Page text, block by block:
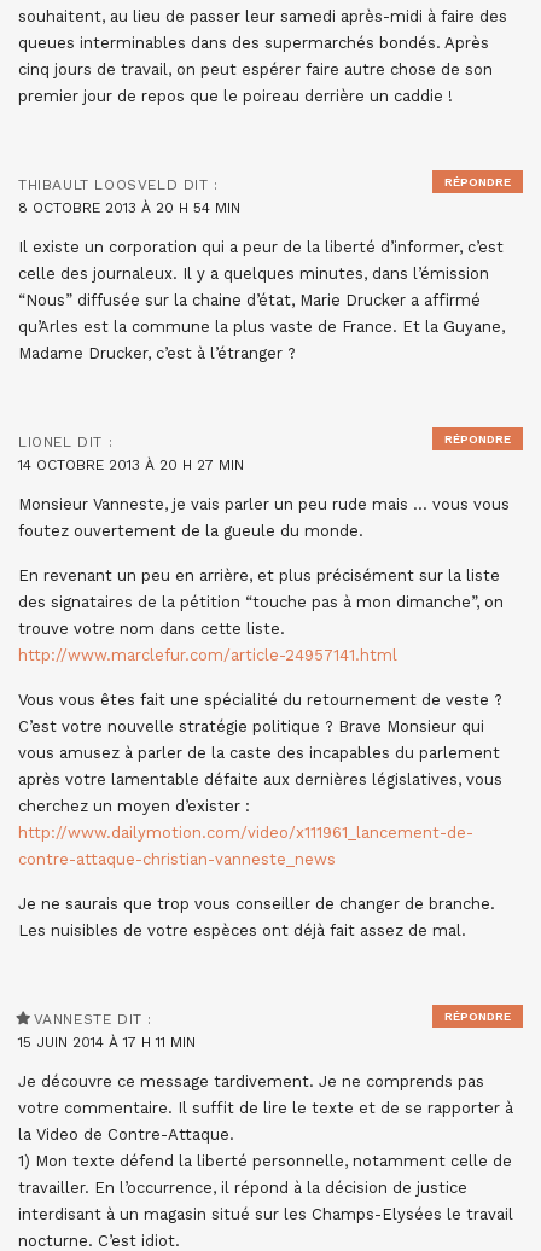
souhaitent, au lieu de passer leur samedi après-midi à faire des
queues interminables dans des supermarchés bondés. Après
cinq jours de travail, on peut espérer faire autre chose de son
premier jour de repos que le poireau derrière un caddie !
THIBAULT LOOSVELD DIT :
8 OCTOBRE 2013 À 20 H 54 MIN
Il existe un corporation qui a peur de la liberté d’informer, c’est
celle des journaleux. Il y a quelques minutes, dans l’émission
“Nous” diffusée sur la chaine d’état, Marie Drucker a affirmé
qu’Arles est la commune la plus vaste de France. Et la Guyane,
Madame Drucker, c’est à l’étranger ?
RÉPONDRE
LIONEL
DIT :
14 OCTOBRE 2013 À 20 H 27 MIN
Monsieur Vanneste, je vais parler un peu rude mais … vous vous
foutez ouvertement de la gueule du monde.
En revenant un peu en arrière, et plus précisément sur la liste
des signataires de la pétition “touche pas à mon dimanche”, on
trouve votre nom dans cette liste.
http://www.marclefur.com/article-24957141.html
Vous vous êtes fait une spécialité du retournement de veste ?
C’est votre nouvelle stratégie politique ? Brave Monsieur qui
vous amusez à parler de la caste des incapables du parlement
après votre lamentable défaite aux dernières législatives, vous
cherchez un moyen d’exister :
http://www.dailymotion.com/video/x111961_lancement-de-
contre-attaque-christian-vanneste_news
Je ne saurais que trop vous conseiller de changer de branche.
Les nuisibles de votre espèces ont déjà fait assez de mal.
RÉPONDRE
VANNESTE DIT :
15 JUIN 2014 À 17 H 11 MIN
Je découvre ce message tardivement. Je ne comprends pas
votre commentaire. Il suffit de lire le texte et de se rapporter à
la Video de Contre-Attaque.
1) Mon texte défend la liberté personnelle, notamment celle de
travailler. En l’occurrence, il répond à la décision de justice
interdisant à un magasin situé sur les Champs-Elysées le travail
nocturne. C’est idiot.
RÉPONDRE